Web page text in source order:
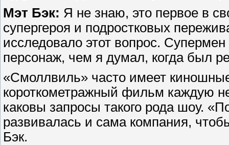
Мэт Бэк: Я не знаю, это первое в
супергероя и подростковых
исследовало этот вопрос.
персонаж, чем я думал, когда был
«Смоллвиль» часто имеет
короткометражный фильм каждую
каковы запросы такого рода шоу.
развивалась и сама компания,
Бэк.